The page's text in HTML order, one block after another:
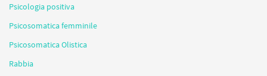
Psicologia positiva
Psicosomatica femminile
Psicosomatica Olistica
Rabbia